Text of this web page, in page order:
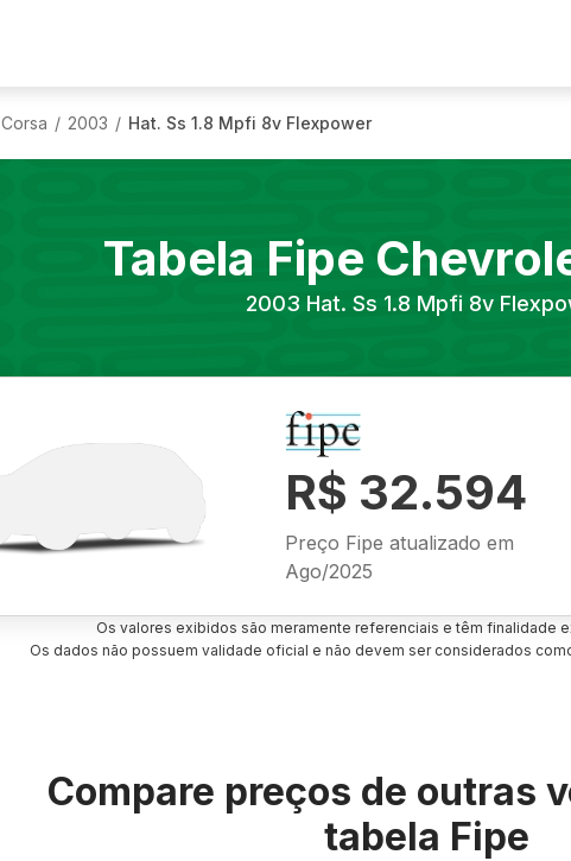
Corsa / 2003 / Hat. Ss 1.8 Mpfi 8v Flexpower
Tabela Fipe
2003 Hat. Ss 1.8 Mpfi 8v
R$ 32.594
Preço Fipe atualizado em
Ago/2025
Os valores exibidos são meramente referenciais e têm finalidade
Os dados não possuem validade oficial e não devem ser considerados
Compare preços de outras
tabela Fipe